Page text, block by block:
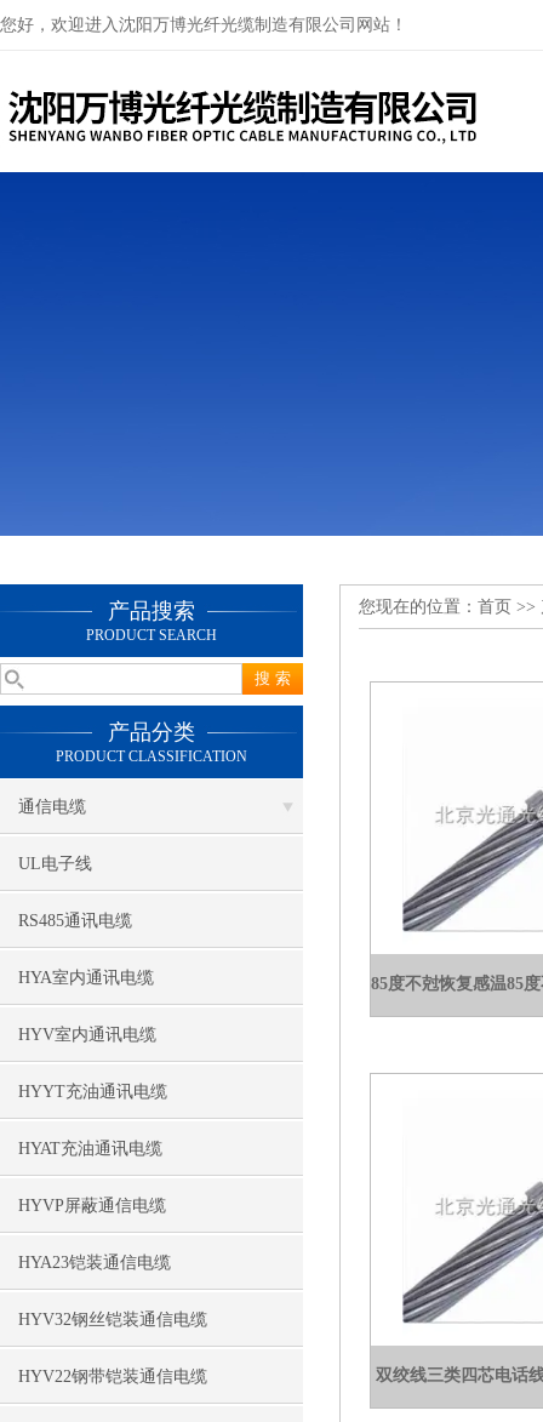
您好，欢迎进入沈阳万博光纤光缆制造有限公司网站！
产品搜索
PRODUCT SEARCH
产品分类
PRODUCT CLASSIFICATION
通信电缆
UL电子线
RS485通讯电缆
HYA室内通讯电缆
HYV室内通讯电缆
HYYT充油通讯电缆
HYAT充油通讯电缆
HYVP屏蔽通信电缆
HYA23铠装通信电缆
HYV32钢丝铠装通信电缆
HYV22钢带铠装通信电缆
您现在的位置： 首页 >>
双绞线三类四芯电话